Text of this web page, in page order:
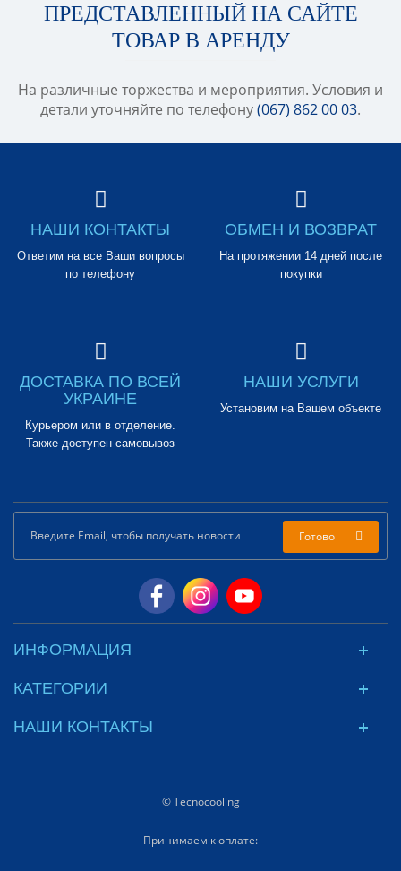
ПРЕДСТАВЛЕННЫЙ НА САЙТЕ
ТОВАР В АРЕНДУ
На различные торжества и мероприятия. Условия и
детали уточняйте по телефону(067) 862 00 03.
НАШИ КОНТАКТЫ
Ответим на все Ваши вопросы
по телефону
ОБМЕН И ВОЗВРАТ
На протяжении 14 дней после
покупки
ДОСТАВКА ПО ВСЕЙ
УКРАИНЕ
Курьером или в отделение.
Также доступен самовывоз
НАШИ УСЛУГИ
Установим на Вашем объекте
Готово
ИНФОРМАЦИЯ
КАТЕГОРИИ
НАШИ КОНТАКТЫ
© Tecnocooling
Принимаем к оплате: